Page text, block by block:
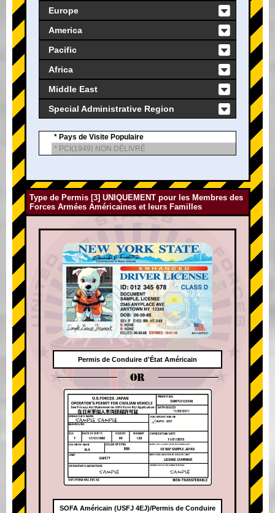
Europe
America
Pacific
Africa
Middle East
Special Administrative Region
* Pays de Visite Populaire
* PCI(1949) NON DÉLIVRÉ
Type de Permis [3] UNIQUEMENT pour les Membres des
Forces Armées Américaines et leurs Familles
Permis de Conduire d'État Américain
OR
SOFA Américain (USFJ 4EJ)/Permis de Conduire